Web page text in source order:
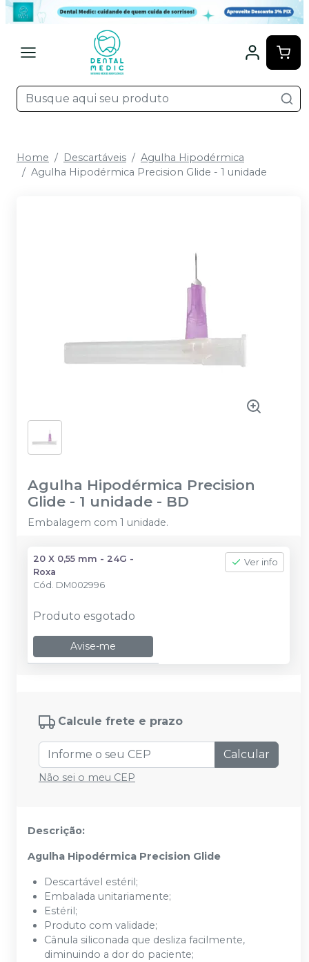
Home Descartáveis
Agulha Hipodérmica
Agulha Hipodérmica Precision Glide - 1 unidade
Agulha Hipodérmica Precision
Glide - 1 unidade - BD
Embalagem com 1 unidade.
20 X 0,55 mm - 24G -
Roxa
Cód. DM002996
Ver info
Produto esgotado
Avise-me
Calcule frete e prazo
Calcular
Não sei o meu CEP
Descrição:
Agulha Hipodérmica Precision Glide
Descartável estéril;
Embalada unitariamente;
Estéril;
Produto com validade;
Cânula siliconada que desliza facilmente,
diminuindo a dor do paciente;